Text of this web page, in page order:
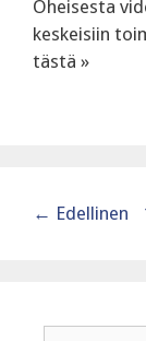
Oheisesta
keskeisiin
tästä »
← Edellinen